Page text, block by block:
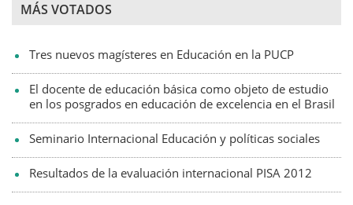
MÁS VOTADOS
Tres nuevos magísteres en Educación en la PUCP
El docente de educación básica como objeto de estudio
en los posgrados en educación de excelencia en el Brasil
Seminario Internacional Educación y políticas sociales
Resultados de la evaluación internacional PISA 2012